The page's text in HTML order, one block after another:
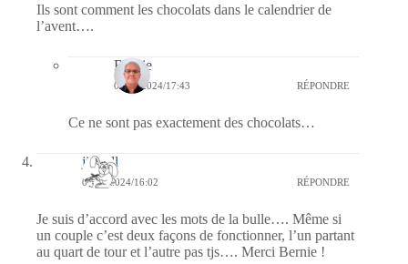
Ils sont comment les chocolats dans le calendrier de
l’avent….
Bernie
05/11/2024/17:43 RÉPONDRE
Ce ne sont pas exactement des chocolats…
jill bill
05/11/2024/16:02 RÉPONDRE
Je suis d’accord avec les mots de la bulle…. Même si
un couple c’est deux façons de fonctionner, l’un partant
au quart de tour et l’autre pas tjs…. Merci Bernie !